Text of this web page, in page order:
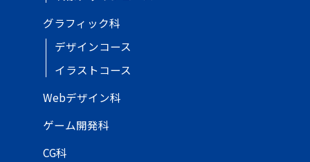
グラフィック科
デザインコース
イラストコース
Webデザイン科
ゲーム開発科
CG科